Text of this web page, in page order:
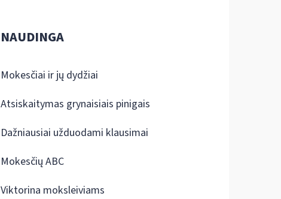
NAUDINGA
Mokesčiai ir jų dydžiai
Atsiskaitymas grynaisiais pinigais
Dažniausiai užduodami klausimai
Mokesčių ABC
Viktorina moksleiviams